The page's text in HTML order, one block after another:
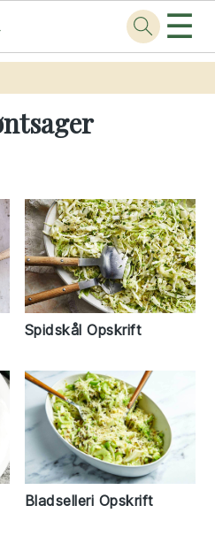
☰
Spidskål Opskrift
Bladselleri Opskrift